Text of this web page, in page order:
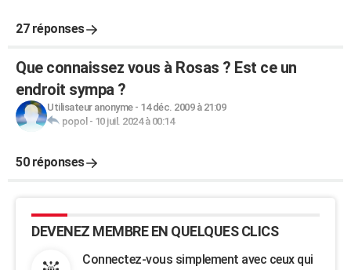
27 réponses
Que connaissez vous à Rosas ? Est ce un
endroit sympa ?
Utilisateur anonyme- 14 déc. 2009 à 21:09
popol - 10 juil. 2024 à 00:14
50 réponses
DEVENEZ MEMBRE EN QUELQUES CLICS
Connectez-vous simplement avec ceux qui